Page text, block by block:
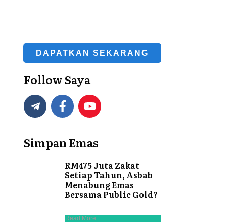
DAPATKAN SEKARANG
Follow Saya
Simpan Emas
RM475 Juta Zakat
Setiap Tahun, Asbab
Menabung Emas
Bersama Public Gold?
Read More